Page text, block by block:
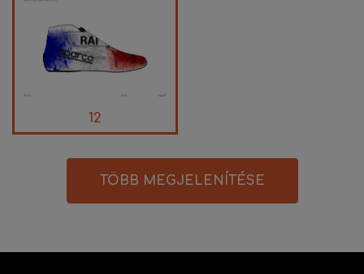
12
TÖBB MEGJELENÍTÉSE